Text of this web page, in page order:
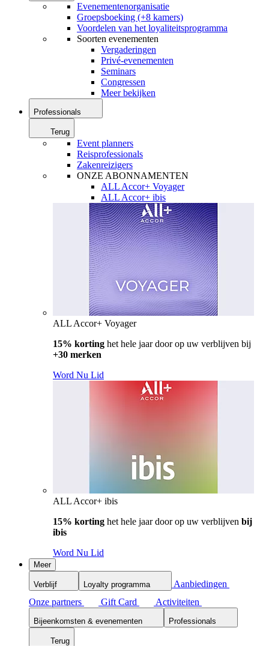
Evenementenorganisatie
Groepsboeking (+8 kamers)
Voordelen van het loyaliteitsprogramma
Soorten evenementen
Vergaderingen
Privé-evenementen
Seminars
Congressen
Meer bekijken
Professionals
Terug
Event planners
Reisprofessionals
Zakenreizigers
ONZE ABONNAMENTEN
ALL Accor+ Voyager
ALL Accor+ ibis
ALL Accor+ Voyager
15% korting het hele jaar door op uw verblijven bij
+30 merken
Word Nu Lid
ALL Accor+ ibis
15% korting het hele jaar door op uw verblijven bij
ibis
Word Nu Lid
Meer
Verblijf Loyalty programma
Aanbiedingen
Onze partners
Gift Card Activiteiten
Bijeenkomsten & evenementen Professionals
Terug